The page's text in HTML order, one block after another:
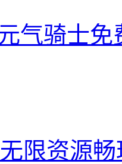
气骑士免
限资源畅